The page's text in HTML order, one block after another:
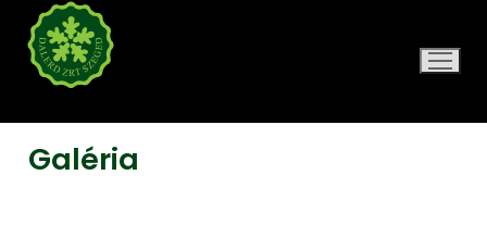
Galéria